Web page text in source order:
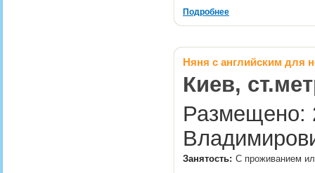
Подробнее
Няня с английским для
Киев,
Размещено:
Занятость: С проживанием